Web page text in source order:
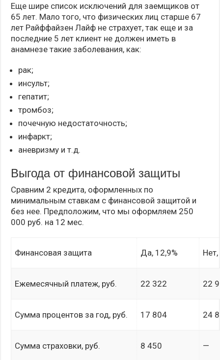
Еще шире список исключений для заемщиков от
65 лет. Мало того, что физических лиц старше 67
лет Райффайзен Лайф не страхует, так еще и за
последние 5 лет клиент не должен иметь в
анамнезе такие заболевания, как:
рак;
инсульт;
гепатит;
тромбоз;
почечную недостаточность;
инфаркт;
аневризму и т.д.
Выгода от финансовой защиты
Сравним 2 кредита, оформленных по
минимальным ставкам с финансовой защитой и
без нее. Предположим, что мы оформляем 250
000 руб. на 12 мес.
Финансовая защита Да, 12,9%
Ежемесячный платеж, руб. 22 322 22
Сумма процентов за год, руб. 17 804 24
Сумма страховки, руб. 8 450 —